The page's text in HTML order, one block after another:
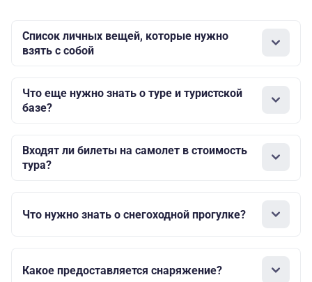
Список личных вещей, которые нужно
взять с собой
Что еще нужно знать о туре и туристской
базе?
Входят ли билеты на самолет в стоимость
тура?
Что нужно знать о снегоходной прогулке?
Какое предоставляется снаряжение?